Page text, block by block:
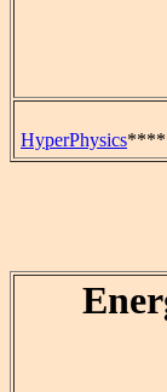
HyperPhysics